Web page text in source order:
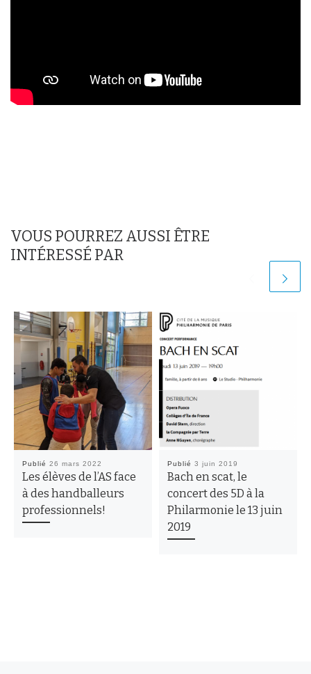
VOUS POURREZ AUSSI ÊTRE
INTÉRESSÉ PAR
Publié 26 mars 2022
Les élèves de l’AS face
à des handballeurs
professionnels!
Publié 3 juin 2019
Bach en scat, le
concert des 5D à la
Philarmonie le 13 juin
2019